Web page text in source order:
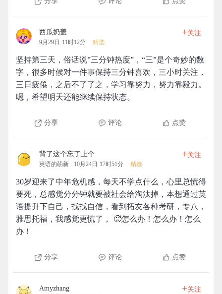
西瓜奶盖
9月29日 11时12分 精选
+关注
坚持第三天，俗话说”三分钟热度”，“三”是个奇妙的数
字，很多时候对一件事保持三分钟喜欢，三小时关注，
三日疲倦，之后不了了之，学习靠努力，努力靠毅力。
嗯，希望明天还能继续保持状态。
分享 评论 点赞
背了这个忘了上个
英语的萌新 10月24日 17时51分 精选
+关注
30岁迎来了中年危机感，每天不学点什么，心里总慌得
要死，总感觉分分钟就要被社会给淘汰掉，本想通过英
语提升下自己，找找自信，看到拓友各种考研，专八，
雅思托福，我感觉更慌了， 🥵怎么办！怎么办！怎么
办！
分享 评论 点赞
Amyzhang +关注